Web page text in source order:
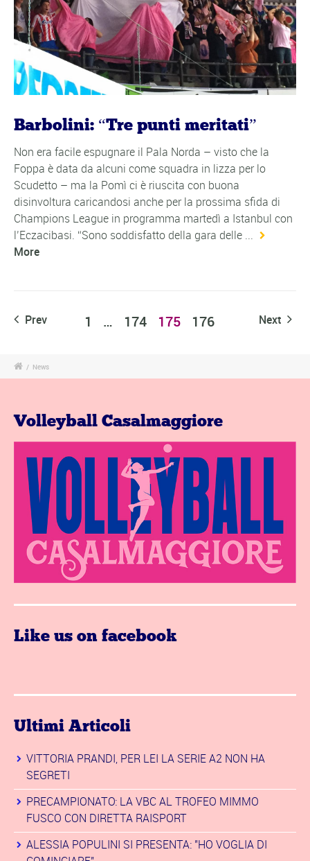
Barbolini: “Tre punti meritati”
Non era facile espugnare il Pala Norda – visto che la
Foppa è data da alcuni come squadra in lizza per lo
Scudetto – ma la Pomì ci è riuscita con buona
disinvoltura caricandosi anche per la prossima sfida di
Champions League in programma martedì a Istanbul con
l’Eczacibasi. “Sono soddisfatto della gara delle ...
More
Prev 1 … 174 175 176 Next
/ News
Volleyball Casalmaggiore
Like us on facebook
Ultimi Articoli
VITTORIA PRANDI, PER LEI LA SERIE A2 NON HA
SEGRETI
PRECAMPIONATO: LA VBC AL TROFEO MIMMO
FUSCO CON DIRETTA RAISPORT
ALESSIA POPULINI SI PRESENTA: "HO VOGLIA DI